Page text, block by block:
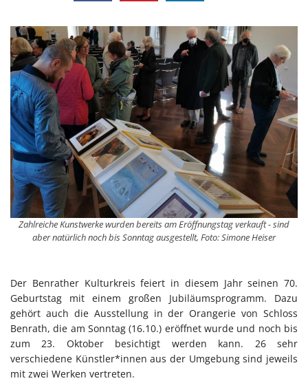
Zahlreiche Kunstwerke wurden bereits am Eröffnungstag verkauft - sind
aber natürlich noch bis Sonntag ausgestellt, Foto: Simone Heiser
Der Benrather Kulturkreis feiert in diesem Jahr seinen 70.
Geburtstag mit einem großen Jubiläumsprogramm. Dazu
gehört auch die Ausstellung in der Orangerie von Schloss
Benrath, die am Sonntag (16.10.) eröffnet wurde und noch bis
zum 23. Oktober besichtigt werden kann. 26 sehr
verschiedene Künstler*innen aus der Umgebung sind jeweils
mit zwei Werken vertreten.